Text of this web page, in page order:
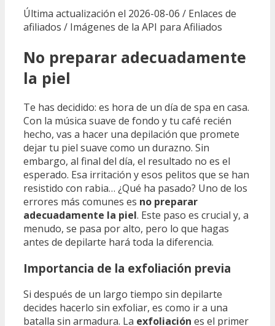
Última actualización el 2026-08-06 / Enlaces de
afiliados / Imágenes de la API para Afiliados
No preparar adecuadamente
la piel
Te has decidido: es hora de un día de spa en casa.
Con la música suave de fondo y tu café recién
hecho, vas a hacer una depilación que promete
dejar tu piel suave como un durazno. Sin
embargo, al final del día, el resultado no es el
esperado. Esa irritación y esos pelitos que se han
resistido con rabia… ¿Qué ha pasado? Uno de los
errores más comunes es no preparar
adecuadamente la piel. Este paso es crucial y, a
menudo, se pasa por alto, pero lo que hagas
antes de depilarte hará toda la diferencia.
Importancia de la exfoliación previa
Si después de un largo tiempo sin depilarte
decides hacerlo sin exfoliar, es como ir a una
batalla sin armadura. La exfoliación es el primer